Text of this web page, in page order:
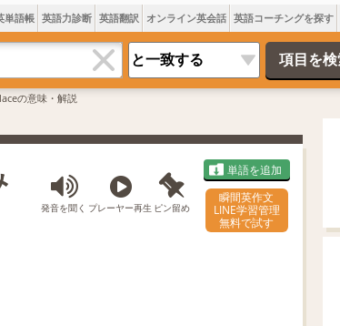
単語帳 英語力診断 英語翻訳 オンライン英会話 英語コーチングを探す
の意味・解説
発音を聞く プレーヤー再生 ピン留め
単語を追加
瞬間英作文
LINE学習管理
無料で試す